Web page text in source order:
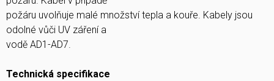
požáru uvolňuje malé množství tepla a kouře. Kabely jsou
odolné vůči UV záření a
vodě AD1-AD7.
Technická specifikace